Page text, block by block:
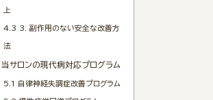
上
4.3 3. 副作用のない安全な改善方
法
当サロンの現代病対応プログラム
5.1 自律神経失調症改善プログラム